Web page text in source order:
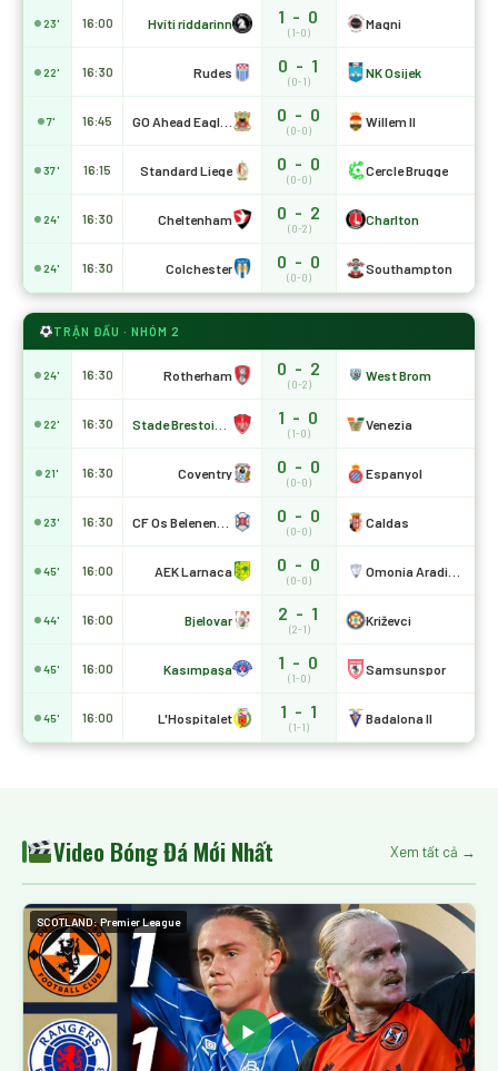
23' 16:00 Hvíti riddarinn 1 - 0
(1-0)
Magni
22' 16:30 Rudes 0 - 1
(0-1)
NK Osijek
7' 16:45 0 - 0
(0-0)
Willem II
37' 16:15 Standard Liege 0 - 0
(0-0)
Cercle Brugge
24' 16:30 Cheltenham 0 - 2
(0-2)
Charlton
24' 16:30 Colchester 0 - 0
(0-0)
Southampton
TRẬN ĐẤU · NHÓM 2
24' 16:30 Rotherham 0 - 2
(0-2)
West Brom
22' 16:30 1 - 0
(1-0)
Venezia
21' 16:30 Coventry 0 - 0
(0-0)
Espanyol
23' 16:30 0 - 0
(0-0)
Caldas
45' 16:00 AEK Larnaca 0 - 0
(0-0)
44' 16:00 Bjelovar 2 - 1
(2-1)
Križevci
45' 16:00 Kasımpaşa 1 - 0
(1-0)
Samsunspor
45' 16:00 L'Hospitalet 1 - 1
(1-1)
Badalona II
Video Bóng Đá Mới Nhất Xem tất cả →
▶
SCOTLAND: Premier League